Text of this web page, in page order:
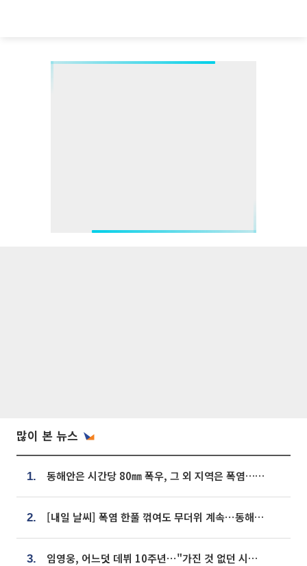
많이 본 뉴스
1. 동해안은 시간당 80㎜ 폭우, 그 외 지역은 폭염…‘극과 극 날씨’
2. [내일 날씨] 폭염 한풀 꺾여도 무더위 계속⋯동해안 이틀 연속 비
3. 임영웅, 어느덧 데뷔 10주년⋯"가진 것 없던 시절, 내 앞엔 20명의 팬뿐"